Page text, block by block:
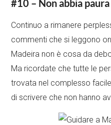
#10 – Non abbia
Continuo a rimanere
commenti che si leggono
Madeira non è cosa da
Ma ricordate che tutte le
trovata nel complesso
di scrivere che non hanno